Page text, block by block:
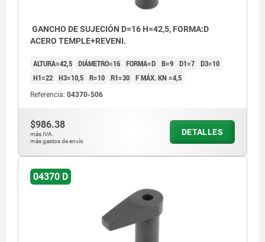
GANCHO DE SUJECIÓN D=16 H=42,5, FORMA:D
ACERO TEMPLE+REVENI.
ALTURA=42,5 DIÁMETRO=16 FORMA=D B=9 D1=7 D3=10
H1=22 H3=10,5 R=10 R1=30 F MÁX. KN =4,5
Referencia: 04370-506
$986.38
más IVA.
más gastos de envío
DETALLES
04370 D